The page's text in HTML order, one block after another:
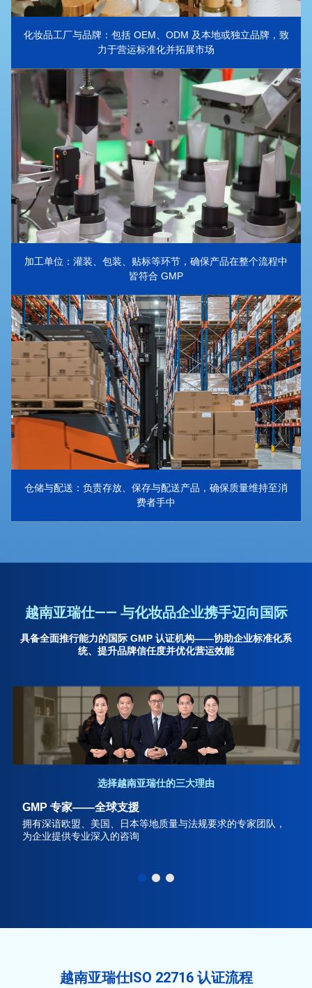
化妆品工厂与品牌：包括 OEM、ODM 及本地或独立品牌，致
力于营运标准化并拓展市场
加工单位：灌装、包装、贴标等环节，确保产品在整个流程中
皆符合 GMP
仓储与配送：负责存放、保存与配送产品，确保质量维持至消
费者手中
越南亚瑞仕—— 与化妆品企业携手迈向国际
具备全面推行能力的国际 GMP 认证机构——协助企业标准化系
统、提升品牌信任度并优化营运效能
选择越南亚瑞仕的三大理由
GMP 专家——全球支援
拥有深谙欧盟、美国、日本等地质量与法规要求的专家团队，
为企业提供专业深入的咨询
越南亚瑞仕ISO 22716 认证流程